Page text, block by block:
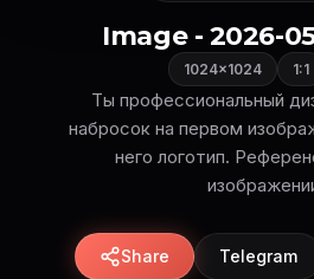
Image - 2026-
1024×1024 1:1
Ты профессиональный
набросок на первом
него логотип.
Share Telegram